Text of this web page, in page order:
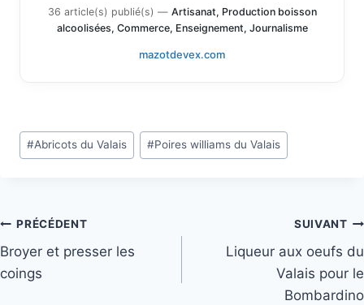
36 article(s) publié(s) — Artisanat, Production boisson
alcoolisées, Commerce, Enseignement, Journalisme
mazotdevex.com
Étiquettes
de
#Abricots du Valais #Poires williams du Valais
Navigation
de
PRÉCÉDENT
Broyer et presser les
coings
SUIVANT
Liqueur aux oeufs du
Valais pour le
Bombardino